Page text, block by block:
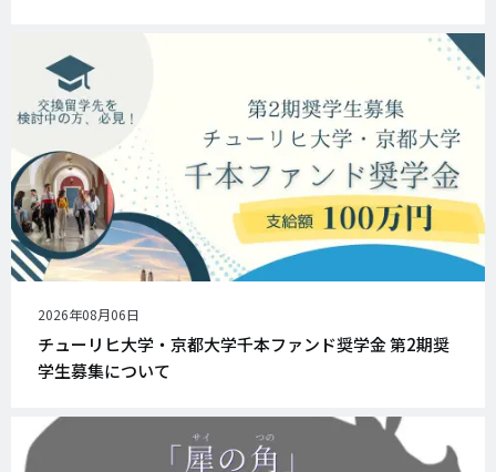
公
開
日
2026年08月06日
チューリヒ大学・京都大学千本ファンド奨学金 第2期奨
学生募集について